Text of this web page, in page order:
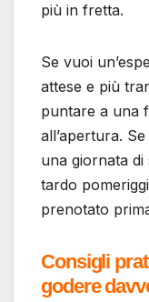
più in fretta.
Se vuoi
attese e più
puntare a una
all’apertura.
una giornata
tardo
prenotato
Consigli
godere